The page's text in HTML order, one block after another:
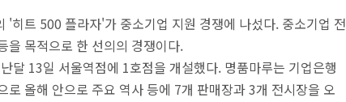
히트 500 플라자'가 중소기업 지원 경쟁에 나섰다. 중소기업 전
을 목적으로 한 선의의 경쟁이다.
달 13일 서울역점에 1호점을 개설했다. 명품마루는 기업은행
올해 안으로 주요 역사 등에 7개 판매장과 3개 전시장을 오